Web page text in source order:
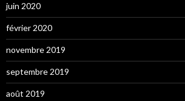
juin 2020
février 2020
novembre 2019
septembre 2019
août 2019